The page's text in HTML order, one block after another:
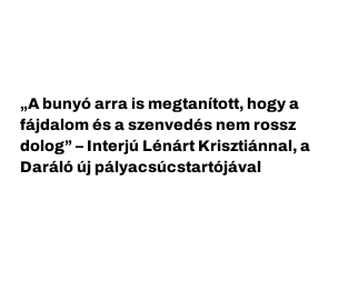
„A bunyó arra is megtanított, hogy a
fájdalom és a szenvedés nem rossz
dolog” – Interjú Lénárt Krisztiánnal, a
Daráló új pályacsúcstartójával